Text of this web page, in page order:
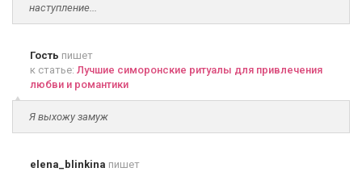
наступление...
Гость пишет
к статье: Лучшие симоронские ритуалы для привлечения
любви и романтики
Я выхожу замуж
elena_blinkina пишет